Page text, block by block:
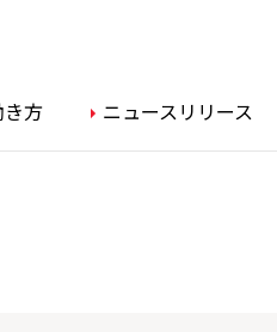
方 ニュースリリース